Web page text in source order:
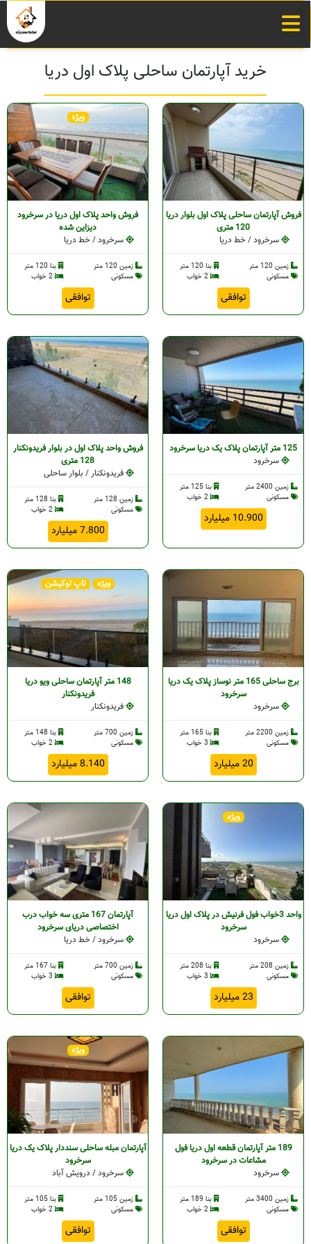
خرید آپارتمان ساحلی پلاک اول دریا
فروش آپارتمان ساحلی پلاک اول بلوار دریا
120 متری
سرخرود / خط دریا
زمین 120 متر
بنا 120 متر
مسکونی
توافقی
ویژه
فروش واحد‌ پلاک اول دریا در سرخرود
دیزاین شده
سرخرود / خط دریا
زمین 120 متر
بنا 120 متر
مسکونی
توافقی
125 متر آپارتمان پلاک یک دریا سرخرود
سرخرود
زمین 2400 متر
بنا 125 متر
مسکونی
10.900 میلیارد
فروش واحد پلاک اول در بلوار فریدونکنار
128 متری
فریدونکنار / بلوار ساحلی
زمین 128 متر
بنا 128 متر
مسکونی
7.800 میلیارد
برج ساحلی 165 متر نوساز پلاک یک دریا
سرخرود
سرخرود
زمین 2200 متر
بنا 165 متر
مسکونی
20 میلیارد
ویژه تاپ لوکیشن
148 متر آپارتمان ساحلی ویو دریا
فریدونکنار
فریدونکنار
زمین 700 متر
بنا 148 متر
مسکونی
8.140 میلیارد
ویژه
واحد 3خواب فول فرنیش در پلاک اول دریا
سرخرود
سرخرود
زمین 208 متر
بنا 208 متر
مسکونی
23 میلیارد
آپارتمان 167 متری سه خواب درب
اختصاصی دریای سرخرود
سرخرود / خط دریا
زمین 700 متر
بنا 167 متر
مسکونی
توافقی
189 متر آپارتمان قطعه اول دریا فول
مشاعات در سرخرود
سرخرود
زمین 3400 متر
بنا 189 متر
مسکونی
توافقی
ویژه
آپارتمان مبله ساحلی سنددار پلاک یک دریا
سرخرود
سرخرود / درویش آباد
زمین 105 متر
بنا 105 متر
مسکونی
توافقی